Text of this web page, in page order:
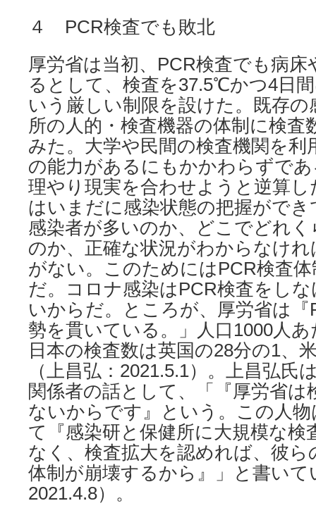
４ PCR検査でも敗北
厚労省は当初、PCR検査でも病
るとして、検査を37.5℃かつ4日
いう厳しい制限を設けた。既存の
所の人的・検査機器の体制に検査
みた。大学や民間の検査機関を利
の能力があるにもかかわらずで
理やり現実を合わせようと逆算
はいまだに感染状態の把握がで
感染者が多いのか、どこでどれ
のか、正確な状況がわからなけ
がない。このためにはPCR検査
だ。コロナ感染はPCR検査をし
いからだ。ところが、厚労省は『
勢を貫いている。」⼈⼝1000⼈
⽇本の検査数は英国の28分の1、
（上昌弘：2021.5.1）。上昌弘氏
関係者の話として、「『厚労省は
ないからです』という。この人
て『感染研と保健所に大規模な検
なく、検査拡大を認めれば、彼ら
体制が崩壊するから』」と書いて
2021.4.8）。